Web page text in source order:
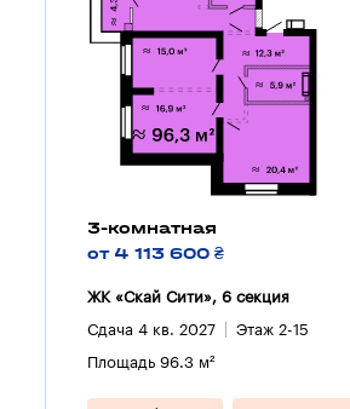
3-комнатная
от 4 113 600 ₴
ЖК «Скай Сити», 6 секция
Сдача 4 кв. 2027 Этаж 2-15
Площадь 96.3 м²